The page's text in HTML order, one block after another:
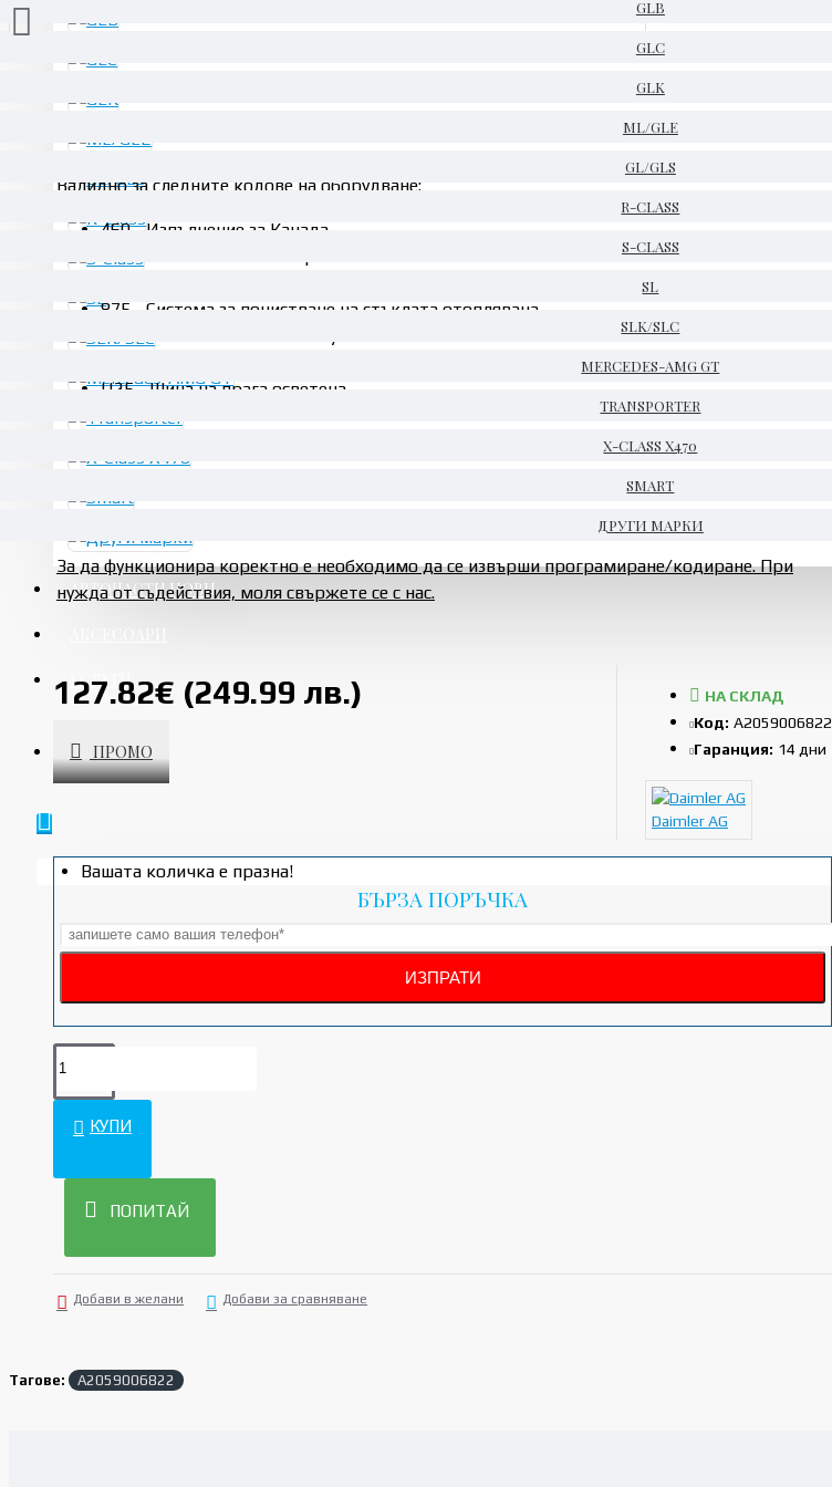
GLB
GLC
GLK
ML/GLE
GL/GLS
R-CLASS
S-CLASS
SL
SLK/SLC
MERCEDES-AMG GT
TRANSPORTER
X-CLASS X470
SMART
ДРУГИ МАРКИ
АВТОЧАСТИ НОВИ
УСЛУГИ
ПРОМО
Вашата количка е празна!
Валидно за следните кодове на оборудване:
460 - Изпълнение за Канада
875 - Система за почистване на стъклата отоплявана
U25 - Шина на прага осветена
За да функционира коректно е необходимо да се извърши програмиране/кодиране. При
нужда от съдействия, моля свържете се с нас.
127.82€ (249.99 лв.)
НА СКЛАД
Код: A2059006822
Гаранция: 14 дни
Daimler AG
БЪРЗА ПОРЪЧКА
КУПИ
ПОПИТАЙ
Добави в желани Добави за сравняване
Тагове: A2059006822